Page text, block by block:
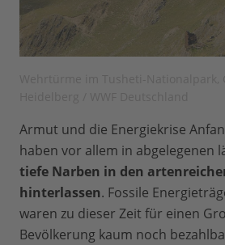
Armut und die Energiekrise
haben vor allem in abgelegenen
tiefe Narben in den
hinterlassen. Fossile
waren zu dieser Zeit für einen
Bevölkerung kaum noch